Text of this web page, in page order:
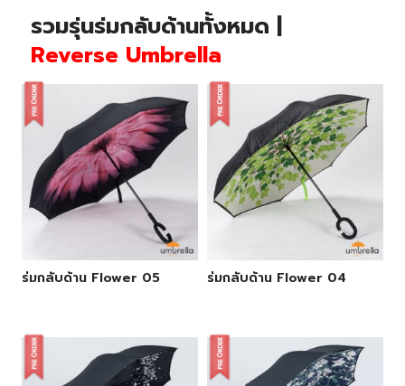
รวมรุ่นร่มกลับด้านทั้งหมด |
Reverse Umbrella
ร่มกลับด้าน Flower 05 ร่มกลับด้าน Flower 04